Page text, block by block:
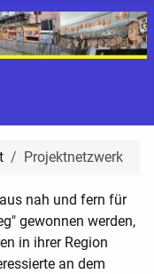
Projektnetzwerk
nah und fern für
gewonnen werden,
in ihrer Region
an dem